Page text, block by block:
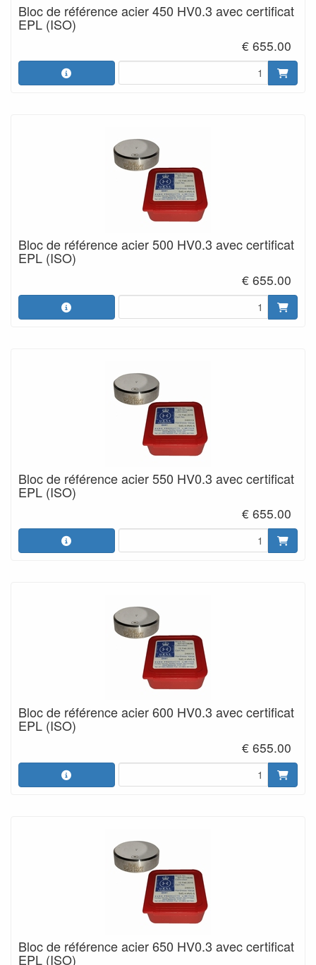
Bloc de référence acier 450 HV0.3 avec certificat
EPL (ISO)
€ 655.00
Bloc de référence acier 500 HV0.3 avec certificat
EPL (ISO)
€ 655.00
Bloc de référence acier 550 HV0.3 avec certificat
EPL (ISO)
€ 655.00
Bloc de référence acier 600 HV0.3 avec certificat
EPL (ISO)
€ 655.00
Bloc de référence acier 650 HV0.3 avec certificat
EPL (ISO)